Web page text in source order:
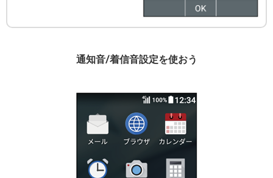
通知音/着信音設定を使おう